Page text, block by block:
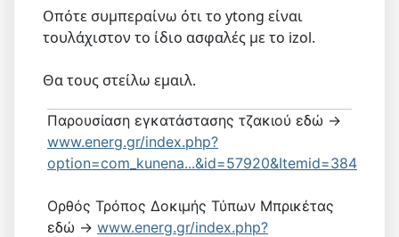
Οπότε συμπεραίνω ότι το ytong είναι
τουλάχιστον το ίδιο ασφαλές με το izol.
Θα τους στείλω εμαιλ.
Παρουσίαση εγκατάστασης τζακιού εδώ ->
www.energ.gr/index.php?
option=com_kunena...&id=57920&Itemid=384
Ορθός Τρόπος Δοκιμής Τύπων Μπρικέτας
εδώ -> www.energ.gr/index.php?